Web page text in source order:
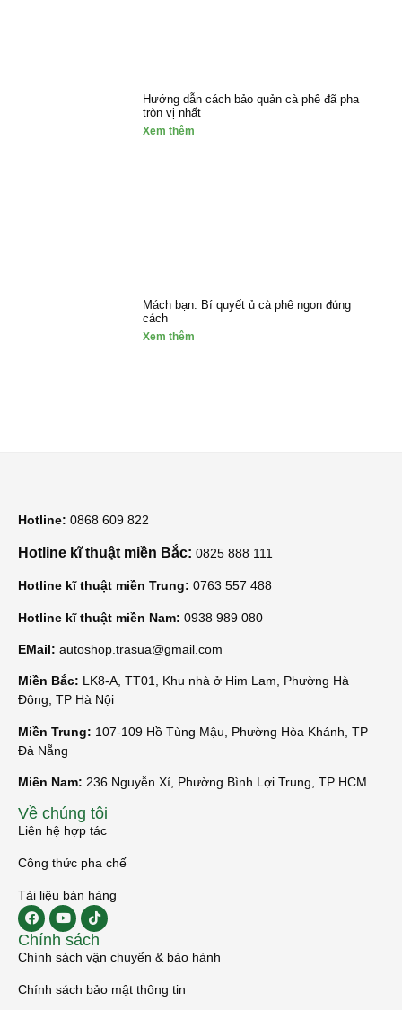
Hướng dẫn cách bảo quản cà phê đã pha
tròn vị nhất
Xem thêm
Mách bạn: Bí quyết ủ cà phê ngon đúng
cách
Xem thêm
Hotline: 0868 609 822
Hotline kĩ thuật miền Bắc: 0825 888 111
Hotline kĩ thuật miền Trung: 0763 557 488
Hotline kĩ thuật miền Nam: 0938 989 080
EMail: autoshop.trasua@gmail.com
Miền Bắc: LK8-A, TT01, Khu nhà ở Him Lam, Phường Hà
Đông, TP Hà Nội
Miền Trung: 107-109 Hồ Tùng Mậu, Phường Hòa Khánh, TP
Đà Nẵng
Miền Nam: 236 Nguyễn Xí, Phường Bình Lợi Trung, TP HCM
Về chúng tôi
Liên hệ hợp tác
Công thức pha chế
Tài liệu bán hàng
Chính sách
Chính sách vận chuyển & bảo hành
Chính sách bảo mật thông tin